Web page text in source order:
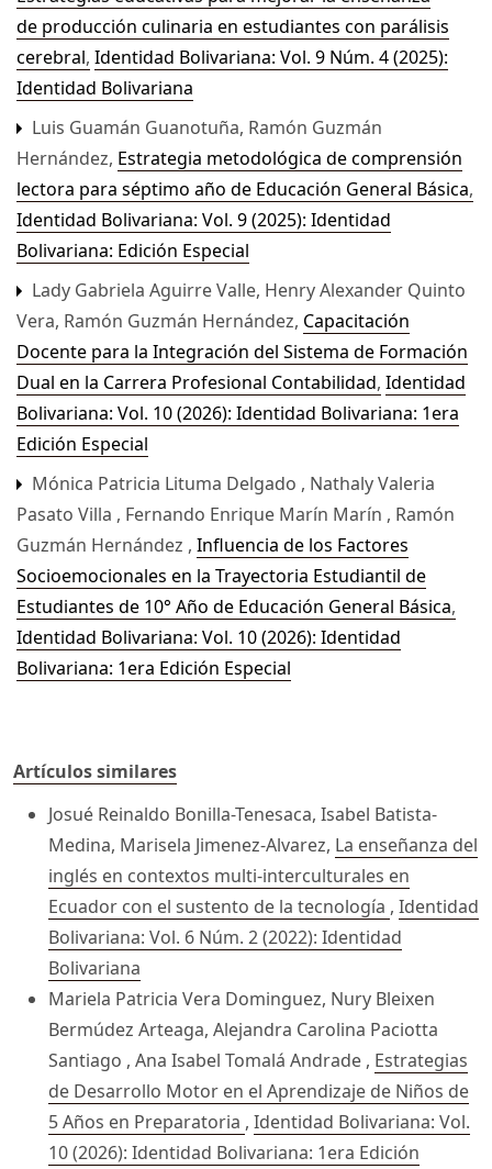
de producción culinaria en estudiantes con parálisis
cerebral, Identidad Bolivariana: Vol. 9 Núm. 4 (2025):
Identidad Bolivariana
Luis Guamán Guanotuña, Ramón Guzmán
Hernández, Estrategia metodológica de comprensión
lectora para séptimo año de Educación General Básica,
Identidad Bolivariana: Vol. 9 (2025): Identidad
Bolivariana: Edición Especial
Lady Gabriela Aguirre Valle, Henry Alexander Quinto
Vera, Ramón Guzmán Hernández, Capacitación
Docente para la Integración del Sistema de Formación
Dual en la Carrera Profesional Contabilidad, Identidad
Bolivariana: Vol. 10 (2026): Identidad Bolivariana: 1era
Edición Especial
Mónica Patricia Lituma Delgado , Nathaly Valeria
Pasato Villa , Fernando Enrique Marín Marín , Ramón
Guzmán Hernández , Influencia de los Factores
Socioemocionales en la Trayectoria Estudiantil de
Estudiantes de 10° Año de Educación General Básica,
Identidad Bolivariana: Vol. 10 (2026): Identidad
Bolivariana: 1era Edición Especial
Artículos similares
Josué Reinaldo Bonilla-Tenesaca, Isabel Batista-
Medina, Marisela Jimenez-Alvarez, La enseñanza del
inglés en contextos multi-interculturales en
Ecuador con el sustento de la tecnología , Identidad
Bolivariana: Vol. 6 Núm. 2 (2022): Identidad
Bolivariana
Mariela Patricia Vera Dominguez, Nury Bleixen
Bermúdez Arteaga, Alejandra Carolina Paciotta
Santiago , Ana Isabel Tomalá Andrade , Estrategias
de Desarrollo Motor en el Aprendizaje de Niños de
5 Años en Preparatoria , Identidad Bolivariana: Vol.
10 (2026): Identidad Bolivariana: 1era Edición